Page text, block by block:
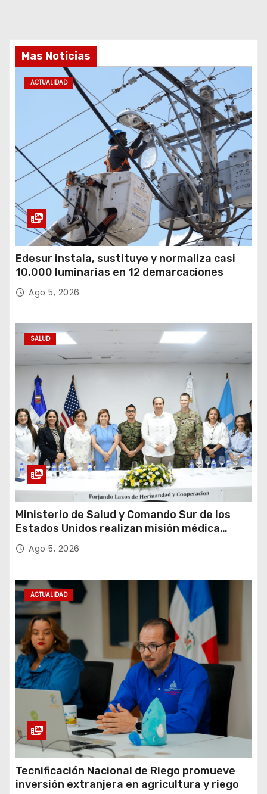
Mas Noticias
ACTUALIDAD
Edesur instala, sustituye y normaliza casi
10,000 luminarias en 12 demarcaciones
Ago 5, 2026
SALUD
Ministerio de Salud y Comando Sur de los
Estados Unidos realizan misión médica
Amistad 2026 en La Vega
Ago 5, 2026
ACTUALIDAD
Tecnificación Nacional de Riego promueve
inversión extranjera en agricultura y riego